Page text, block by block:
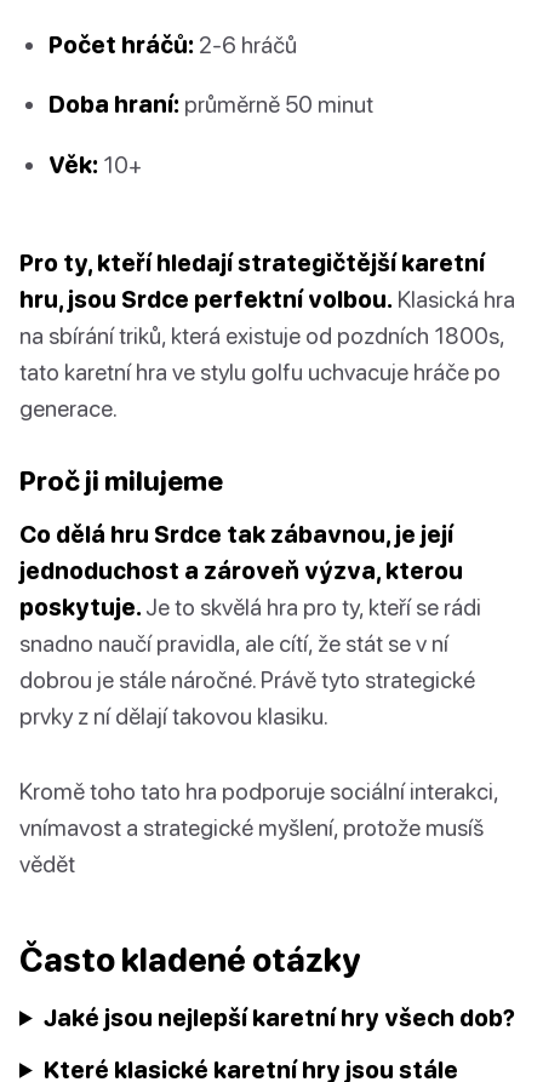
Počet hráčů: 2-6 hráčů
Doba hraní: průměrně 50 minut
Věk: 10+
Pro ty, kteří hledají strategičtější karetní
hru, jsou Srdce perfektní volbou. Klasická hra
na sbírání triků, která existuje od pozdních 1800s,
tato karetní hra ve stylu golfu uchvacuje hráče po
generace.
Proč ji milujeme
Co dělá hru Srdce tak zábavnou, je její
jednoduchost a zároveň výzva, kterou
poskytuje. Je to skvělá hra pro ty, kteří se rádi
snadno naučí pravidla, ale cítí, že stát se v ní
dobrou je stále náročné. Právě tyto strategické
prvky z ní dělají takovou klasiku.
Kromě toho tato hra podporuje sociální interakci,
vnímavost a strategické myšlení, protože musíš
vědět
Často kladené otázky
Jaké jsou nejlepší karetní hry všech dob?
Které klasické karetní hry jsou stále